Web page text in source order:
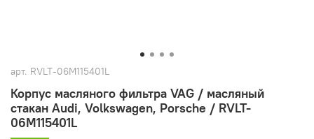
арт. RVLT-06M115401L
Корпус масляного фильтра VAG / масляный
стакан Audi, Volkswagen, Porsche / RVLT-
06M115401L